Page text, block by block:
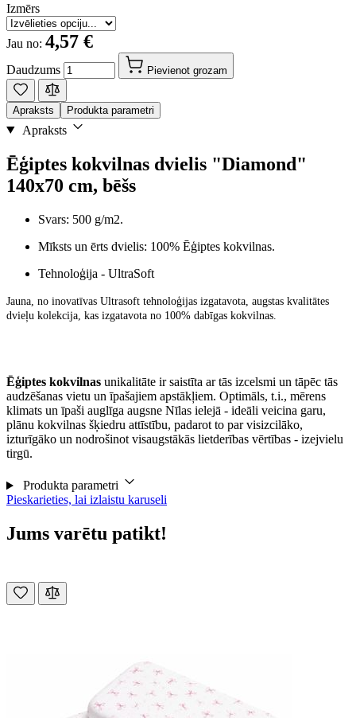
Izmērs
Jau no: 4,57 €
Daudzums Pievienot grozam
Apraksts Produkta parametri
Apraksts
Ēģiptes kokvilnas dvielis "Diamond"
140x70 cm, bēšs
Svars: 500 g/m2.
Mīksts un ērts dvielis: 100% Ēģiptes kokvilnas.
Tehnoloģija - UltraSoft
Jauna, no inovatīvas Ultrasoft tehnoloģijas izgatavota, augstas kvalitātes
dvieļu kolekcija, kas izgatavota no 100% dabīgas kokvilnas.
Ēģiptes kokvilnas unikalitāte ir saistīta ar tās izcelsmi un tāpēc tās
audzēšanas vietu un īpašajiem apstākļiem. Optimāls, t.i., mērens
klimats un īpaši auglīga augsne Nīlas ielejā - ideāli veicina garu,
plānu kokvilnas šķiedru attīstību, padarot to par visizcilāko,
izturīgāko un nodrošinot visaugstākās lietderības vērtības - izejvielu
tirgū.
Produkta parametri
Pieskarieties, lai izlaistu karuseli
Jums varētu patikt!